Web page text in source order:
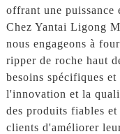
offrant une puissance
Chez Yantai Ligong
nous engageons à
ripper de roche haut
besoins spécifiques
l'innovation et la
des produits fiables
clients d'améliorer